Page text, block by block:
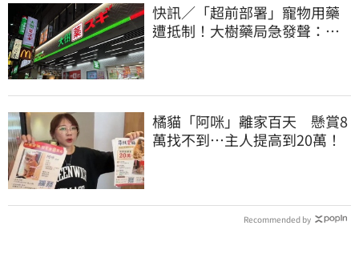
快訊／「超前部署」寵物用藥
遭抵制！大樹藥局急發聲：非
橘貓「阿咪」離家百天 懸賞8
萬找不到…主人提高到20萬！
Recommended by